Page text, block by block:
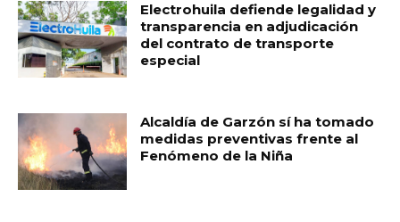
Electrohuila defiende legalidad y
transparencia en adjudicación
del contrato de transporte
especial
Alcaldía de Garzón sí ha tomado
medidas preventivas frente al
Fenómeno de la Niña